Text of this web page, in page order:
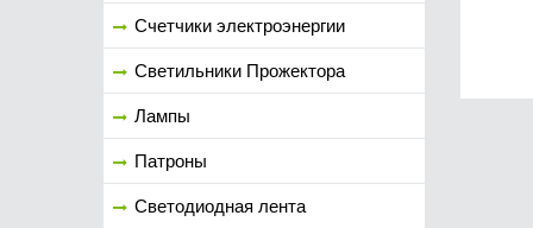
Счетчики электроэнергии
Светильники Прожектора
Лампы
Патроны
Светодиодная лента